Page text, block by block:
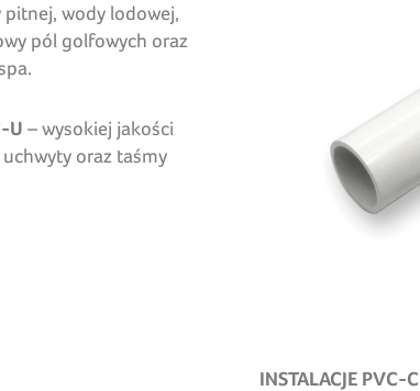
wody lodowej,
pól golfowych oraz
U – wysokiej jakości
oraz taśmy
INSTALACJE PVC-C